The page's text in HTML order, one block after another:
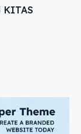
KITAS